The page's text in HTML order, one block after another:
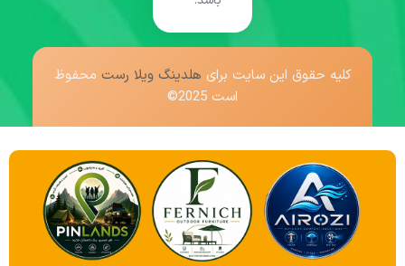
کلیه حقوق این سایت برای هلدینگ ویلا رست محفوظ
است 2025©